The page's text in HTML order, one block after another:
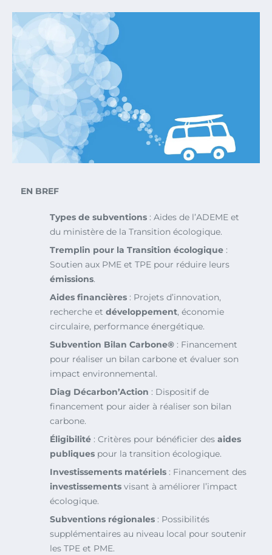
EN BREF
Types de subventions : Aides de l’ADEME et
du ministère de la Transition écologique.
Tremplin pour la Transition écologique :
Soutien aux PME et TPE pour réduire leurs
émissions.
Aides financières : Projets d’innovation,
recherche et développement, économie
circulaire, performance énergétique.
Subvention Bilan Carbone® : Financement
pour réaliser un bilan carbone et évaluer son
impact environnemental.
Diag Décarbon’Action : Dispositif de
financement pour aider à réaliser son bilan
carbone.
Éligibilité : Critères pour bénéficier des aides
publiques pour la transition écologique.
Investissements matériels : Financement des
investissements visant à améliorer l’impact
écologique.
Subventions régionales : Possibilités
supplémentaires au niveau local pour soutenir
les TPE et PME.